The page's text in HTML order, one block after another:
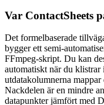
Var ContactSheets
Det formelbaserade
bygger ett semi-
FFmpeg-skript. Du kan
automatiskt när du
utdatakolumnerna
Nackdelen är en mindre
datapunkter jämfört med